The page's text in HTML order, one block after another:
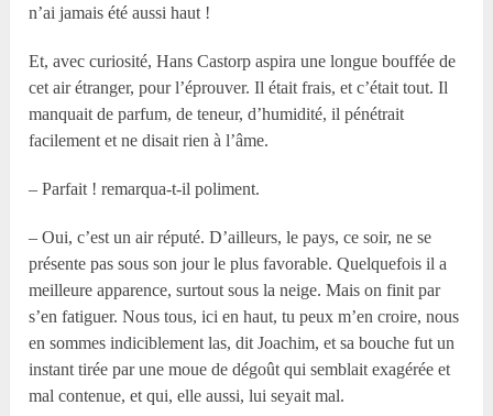
n’ai jamais été aussi haut !
Et, avec curiosité, Hans Castorp aspira une longue bouffée de
cet air étranger, pour l’éprouver. Il était frais, et c’était tout. Il
manquait de parfum, de teneur, d’humidité, il pénétrait
facilement et ne disait rien à l’âme.
– Parfait ! remarqua-t-il poliment.
– Oui, c’est un air réputé. D’ailleurs, le pays, ce soir, ne se
présente pas sous son jour le plus favorable. Quelquefois il a
meilleure apparence, surtout sous la neige. Mais on finit par
s’en fatiguer. Nous tous, ici en haut, tu peux m’en croire, nous
en sommes indiciblement las, dit Joachim, et sa bouche fut un
instant tirée par une moue de dégoût qui semblait exagérée et
mal contenue, et qui, elle aussi, lui seyait mal.